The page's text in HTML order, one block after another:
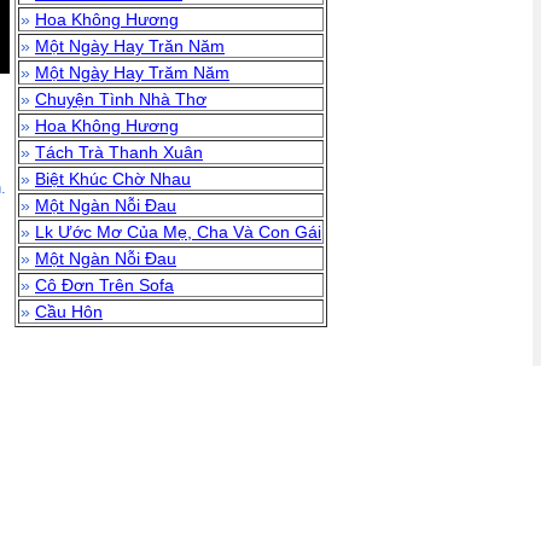
» Hoa Không Hương
» Một Ngày Hay Trăn Năm
» Một Ngày Hay Trăm Năm
» Chuyện Tình Nhà Thơ
» Hoa Không Hương
» Tách Trà Thanh Xuân
» Biệt Khúc Chờ Nhau
» Một Ngàn Nỗi Đau
» Lk Ước Mơ Của Mẹ, Cha Và Con Gái
» Một Ngàn Nỗi Đau
» Cô Đơn Trên Sofa
» Cầu Hôn